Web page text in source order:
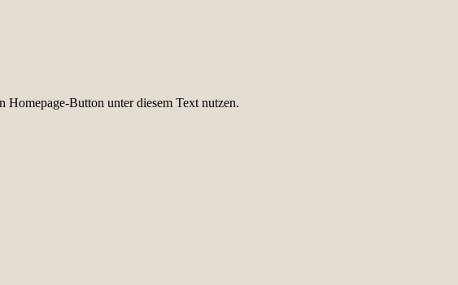
Homepage-Button unter diesem Text nutzen.